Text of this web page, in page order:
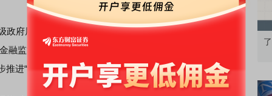
层面的推进“保险+期货”工作专班，统筹推进“保险+期
融监管局、黑龙江省农业农村厅、黑龙江省财政厅、黑龙
进“保险+期货”项目，形成工作合力。
：A股再平衡的 债券知识通识：从基础认知到特色品种